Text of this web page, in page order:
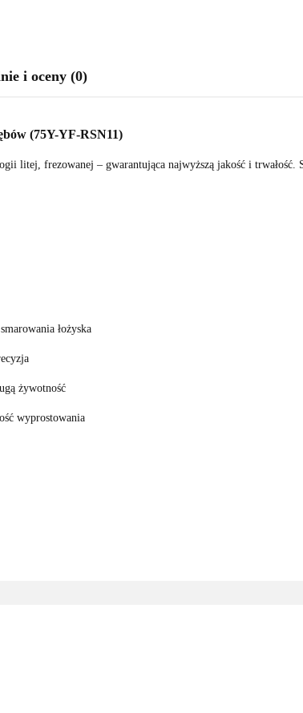
i oceny (0)
(75Y-YF-RSN11)
litej, frezowanej – gwarantująca najwyższą jakość i
łożyska
żywotność
wyprostowania